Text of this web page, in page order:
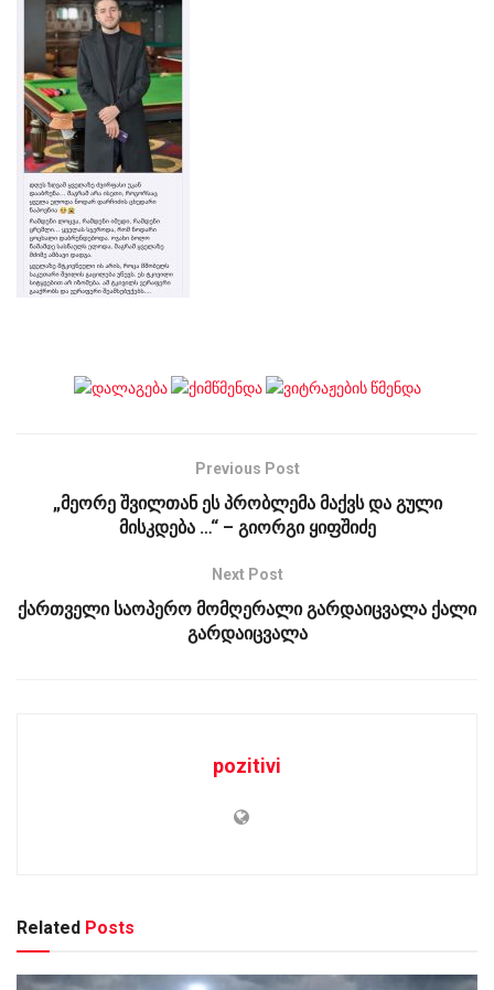
Previous Post
„მეორე შვილთან ეს პრობლემა მაქვს და გული
მისკდება …“ – გიორგი ყიფშიძე
Next Post
ქართველი საოპერო მომღერალი გარდაიცვალა ქალი
გარდაიცვალა
pozitivi
Related Posts